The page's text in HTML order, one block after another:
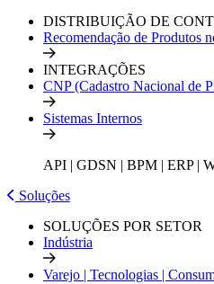
DISTRIBUIÇÃO DE
Recomendação de Produtos
INTEGRAÇÕES
CNP (Cadastro Nacional de
Sistemas Internos
API | GDSN | BPM | ERP |
Soluções
SOLUÇÕES POR SETOR
Indústria
Varejo | Tecnologias |